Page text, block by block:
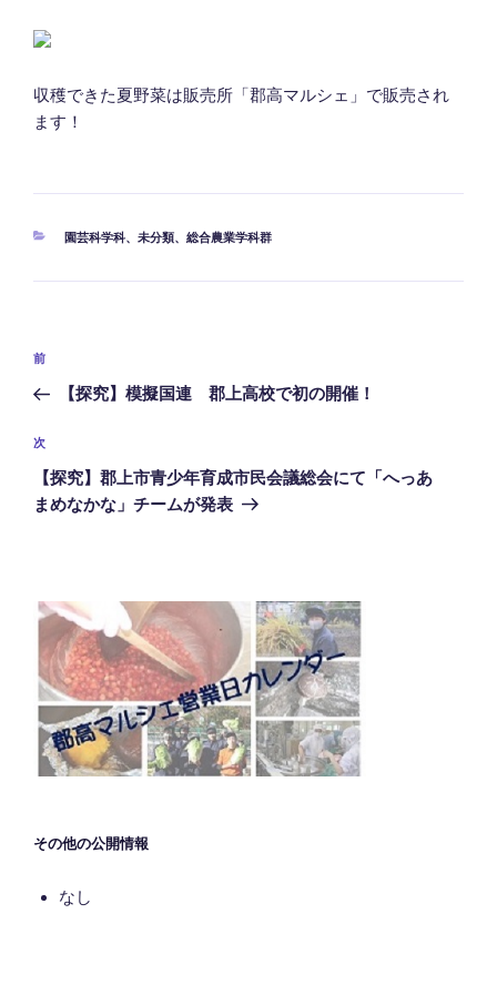
収穫できた夏野菜は販売所「郡高マルシェ」で販売され
ます！
カ
園芸科学科、 未分類、 総合農業学科群
投
ナ
ビ
ゲ
ー
前
の
稿
前
【探究】模擬国連 郡上高校で初の開催！
次
の
投
次
【探究】郡上市青少年育成市民会議総会にて「へっあ
まめなかな」チームが発表
その他の公開情報
なし